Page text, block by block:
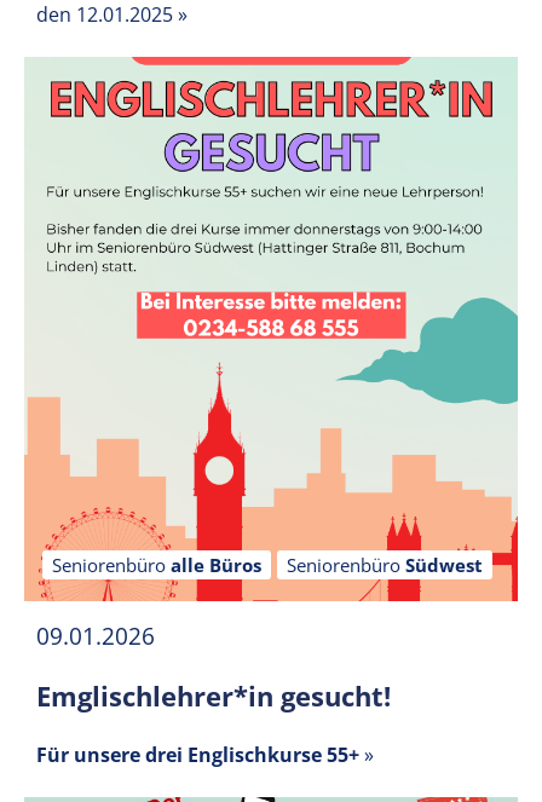
den 12.01.2025»
Seniorenbüro alle Büros Seniorenbüro Südwest
09.01.2026
Emglischlehrer*in gesucht!
Für unsere drei Englischkurse 55+»